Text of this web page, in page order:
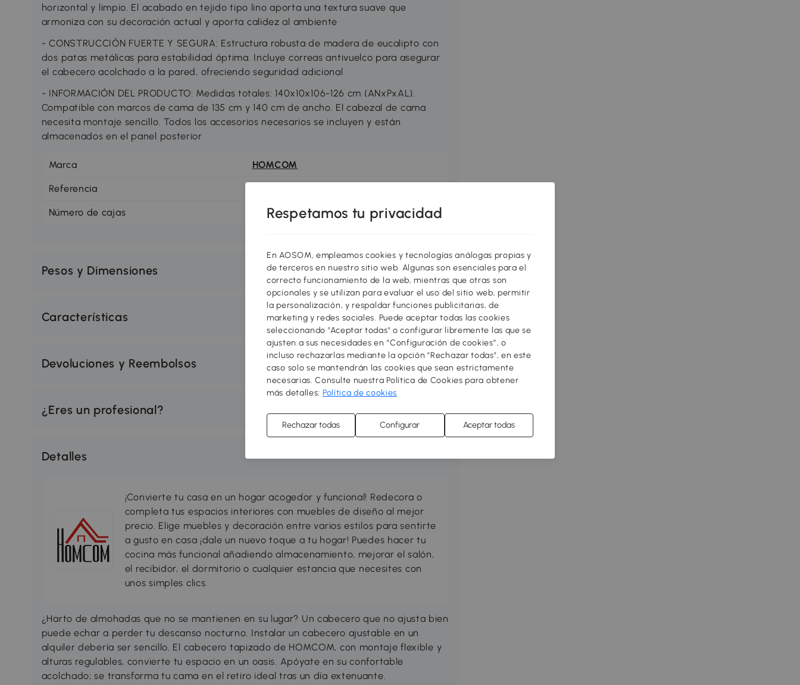
horizontal y limpio. El acabado en tejido tipo lino aporta una textura suave que
armoniza con su decoración actual y aporta calidez al ambiente
- CONSTRUCCIÓN FUERTE Y SEGURA: Estructura robusta de madera de eucalipto con
dos patas metálicas para estabilidad óptima. Incluye correas antivuelco para asegurar
el cabecero acolchado a la pared, ofreciendo seguridad adicional
- INFORMACIÓN DEL PRODUCTO: Medidas totales: 140x10x106-126 cm (ANxPxAL).
Compatible con marcos de cama de 135 cm y 140 cm de ancho. El cabezal de cama
necesita montaje sencillo. Todos los accesorios necesarios se incluyen y están
almacenados en el panel posterior
Marca HOMCOM
Referencia
Número de cajas
Pesos y Dimensiones
Características
Devoluciones y Reembolsos
¿Eres un profesional?
Detalles
¡Convierte tu casa en un hogar acogedor y funcional! Redecora o
completa tus espacios interiores con muebles de diseño al mejor
precio. Elige muebles y decoración entre varios estilos para sentirte
a gusto en casa ¡dale un nuevo toque a tu hogar! Puedes hacer tu
cocina más funcional añadiendo almacenamiento, mejorar el salón,
el recibidor, el dormitorio o cualquier estancia que necesites con
unos simples clics.
¿Harto de almohadas que no se mantienen en su lugar? Un cabecero que no ajusta bien
puede echar a perder tu descanso nocturno. Instalar un cabecero ajustable en un
alquiler debería ser sencillo. El cabecero tapizado de HOMCOM, con montaje flexible y
alturas regulables, convierte tu espacio en un oasis. Apóyate en su confortable
acolchado; se transforma tu cama en el retiro ideal tras un día extenuante.
Respetamos tu privacidad
En AOSOM, empleamos cookies y tecnologías análogas propias y
de terceros en nuestro sitio web. Algunas son esenciales para el
correcto funcionamiento de la web, mientras que otras son
opcionales y se utilizan para evaluar el uso del sitio web, permitir
la personalización, y respaldar funciones publicitarias, de
marketing y redes sociales. Puede aceptar todas las cookies
seleccionando "Aceptar todas" o configurar libremente las que se
ajusten a sus necesidades en “Configuración de cookies”, o
incluso rechazarlas mediante la opción "Rechazar todas", en este
caso solo se mantendrán las cookies que sean estrictamente
necesarias. Consulte nuestra Política de Cookies para obtener
más detalles: Política de cookies
Rechazar todas Configurar Aceptar todas